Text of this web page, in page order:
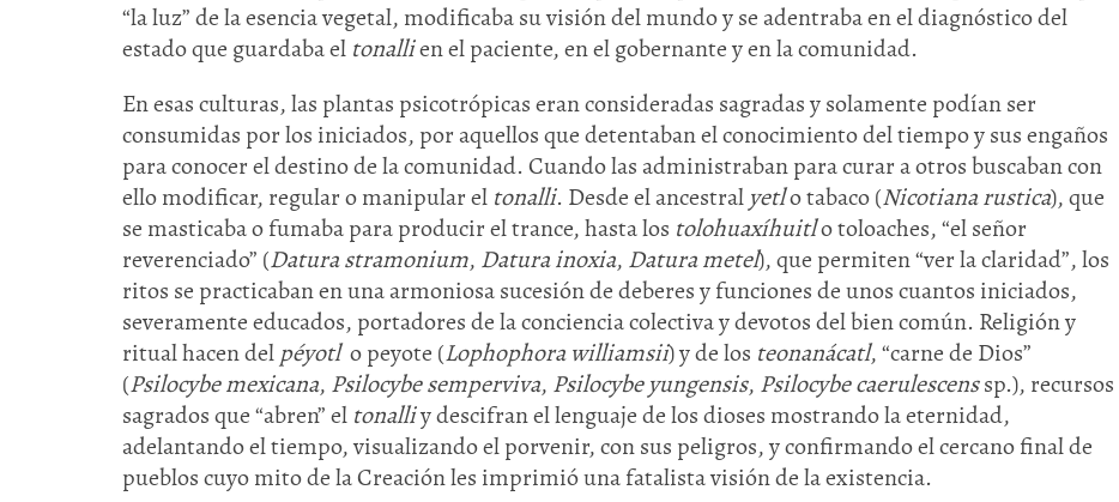
“la luz” de la esencia vegetal, modificaba su visión del mundo y se adentraba en el diagnóstico del
estado que guardaba el tonallien el paciente, en el gobernante y en la comunidad.
En esas culturas, las plantas psicotrópicas eran consideradas sagradas y solamente podían ser
consumidas por los iniciados, por aquellos que detentaban el conocimiento del tiempo y sus engaños
para conocer el destino de la comunidad. Cuando las administraban para curar a otros buscaban con
ello modificar, regular o manipular el tonalli. Desde el ancestral yetlo tabaco (Nicotiana rustica), que
se masticaba o fumaba para producir el trance, hasta los tolohuaxíhuitlo toloaches, “el señor
reverenciado” (Datura stramonium, Datura inoxia, Datura metel), que permiten “ver la claridad”, los
ritos se practicaban en una armoniosa sucesión de deberes y funciones de unos cuantos iniciados,
severamente educados, portadores de la conciencia colectiva y devotos del bien común. Religión y
ritual hacen del péyotlo peyote (Lophophora williamsii) y de los teonanácatl, “carne de Dios”
(Psilocybe mexicana, Psilocybesemperviva, Psilocybe yungensis, Psilocybecaerulescenssp.), recursos
sagrados que “abren” el tonalliy descifran el lenguaje de los dioses mostrando la eternidad,
adelantando el tiempo, visualizando el porvenir, con sus peligros, y confirmando el cercano final de
pueblos cuyo mito de la Creación les imprimió una fatalista visión de la existencia.